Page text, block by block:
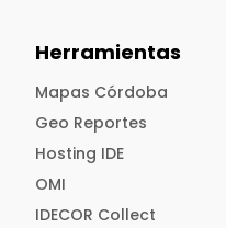
Herramientas
Mapas Córdoba
Geo Reportes
Hosting IDE
OMI
IDECOR Collect